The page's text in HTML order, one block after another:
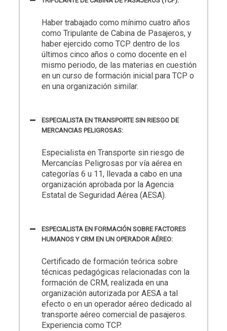
Haber trabajado como mínimo cuatro años
como Tripulante de Cabina de Pasajeros, y
haber ejercido como TCP dentro de los
últimos cinco años o como docente en el
mismo periodo, de las materias en cuestión
en un curso de formación inicial para TCP o
en una organización similar.
ESPECIALISTA EN TRANSPORTE SIN RIESGO DE
MERCANCIAS PELIGROSAS:
Especialista en Transporte sin riesgo de
Mercancías Peligrosas por vía aérea en
categorías 6 u 11, llevada a cabo en una
organización aprobada por la Agencia
Estatal de Seguridad Aérea (AESA).
ESPECIALISTA EN FORMACIÓN SOBRE FACTORES
HUMANOS Y CRM EN UN OPERADOR AÉREO:
Certificado de formación teórica sobre
técnicas pedagógicas relacionadas con la
formación de CRM, realizada en una
organización autorizada por AESA a tal
efecto o en un operador aéreo dedicado al
transporte aéreo comercial de pasajeros.
Experiencia como TCP.